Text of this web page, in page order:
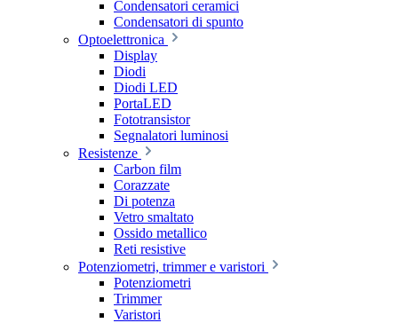
Condensatori ceramici
Condensatori di spunto
Optoelettronica
Display
Diodi
Diodi LED
PortaLED
Fototransistor
Segnalatori luminosi
Resistenze
Carbon film
Corazzate
Di potenza
Vetro smaltato
Ossido metallico
Reti resistive
Potenziometri, trimmer e varistori
Potenziometri
Trimmer
Varistori